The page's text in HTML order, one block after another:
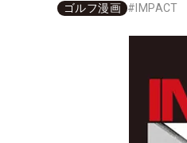
ゴルフ漫画 # IMPACT